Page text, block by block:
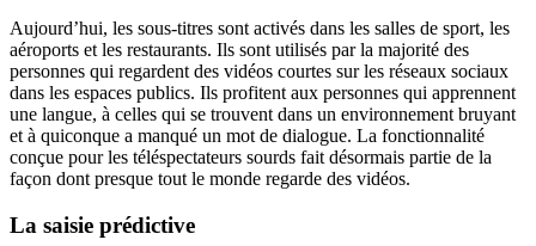
Aujourd’hui, les sous-titres sont activés dans les salles de sport, les
aéroports et les restaurants. Ils sont utilisés par la majorité des
personnes qui regardent des vidéos courtes sur les réseaux sociaux
dans les espaces publics. Ils profitent aux personnes qui apprennent
une langue, à celles qui se trouvent dans un environnement bruyant
et à quiconque a manqué un mot de dialogue. La fonctionnalité
conçue pour les téléspectateurs sourds fait désormais partie de la
façon dont presque tout le monde regarde des vidéos.
La saisie prédictive